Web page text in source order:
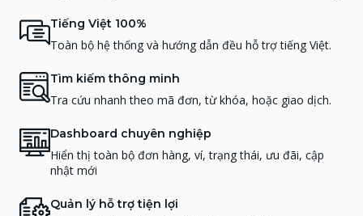
Tiếng Việt 100%
Toàn bộ hệ thống và hướng dẫn đều hỗ trợ tiếng Việt.
Tìm kiếm thông minh
Tra cứu nhanh theo mã đơn, từ khóa, hoặc giao dịch.
Dashboard chuyên nghiệp
Hiển thị toàn bộ đơn hàng, ví, trạng thái, ưu đãi, cập
nhật mới
Quản lý hỗ trợ tiện lợi